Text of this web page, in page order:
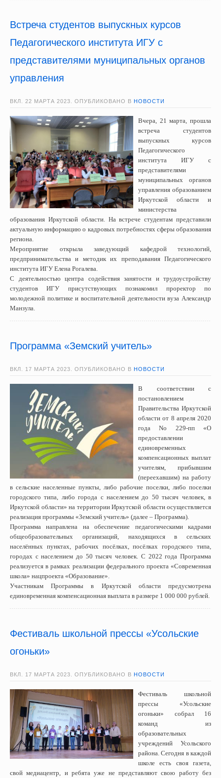
Встреча студентов выпускных курсов
Педагогического института ИГУ с
представителями муниципальных органов
управления
ВКЛ. 22 МАРТА 2023 . ОПУБЛИКОВАНО В НОВОСТИ
Вчера, 21 марта, прошла
встреча студентов
выпускных курсов
Педагогического
института ИГУ с
представителями
муниципальных органов
управления образованием
Иркутской области и
министерства
образования Иркутской области. На встрече студентам представили
актуальную информацию о кадровых потребностях сферы образования
региона.
Мероприятие открыла заведующий кафедрой технологий,
предпринимательства и методик их преподавания Педагогического
института ИГУ Елена Рогалева.
С деятельностью центра содействия занятости и трудоустройству
студентов ИГУ присутствующих познакомил проректор по
молодежной политике и воспитательной деятельности вуза Александр
Манзула.
Программа «Земский учитель»
ВКЛ. 17 МАРТА 2023 . ОПУБЛИКОВАНО В НОВОСТИ
В соответствии с
постановлением
Правительства Иркутской
области от 8 апреля 2020
года No 229-пп «О
предоставлении
единовременных
компенсационных выплат
учителям, прибывшим
(переехавшим) на работу
в сельские населенные пункты, либо рабочие поселки, либо поселки
городского типа, либо города с населением до 50 тысяч человек, в
Иркутской области» на территории Иркутской области осуществляется
реализация программы «Земский учитель» (далее – Программа).
Программа направлена на обеспечение педагогическими кадрами
общеобразовательных организаций, находящихся в сельских
населённых пунктах, рабочих посёлках, посёлках городского типа,
городах с населением до 50 тысяч человек. C 2022 года Программа
реализуется в рамках реализации федерального проекта «Современная
школа» нацпроекта «Образование».
Участникам Программы в Иркутской области предусмотрена
единовременная компенсационная выплата в размере 1 000 000 рублей.
Фестиваль школьной прессы «Усольские
огоньки»
ВКЛ. 17 МАРТА 2023 . ОПУБЛИКОВАНО В НОВОСТИ
Фестиваль школьной
прессы «Усольские
огоньки» собрал 16
команд из
образовательных
учреждений Усольского
района. Сегодня в каждой
школе есть своя газета,
свой медиацентр, и ребята уже не представляют свою работу без